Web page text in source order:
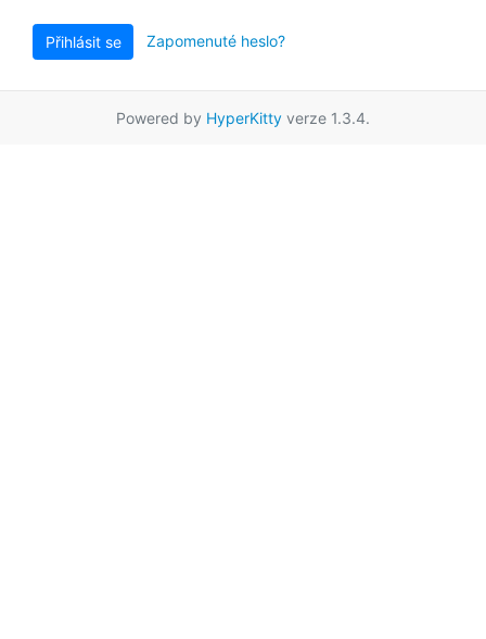
Přihlásit se Zapomenuté heslo?
Powered by HyperKitty verze 1.3.4.